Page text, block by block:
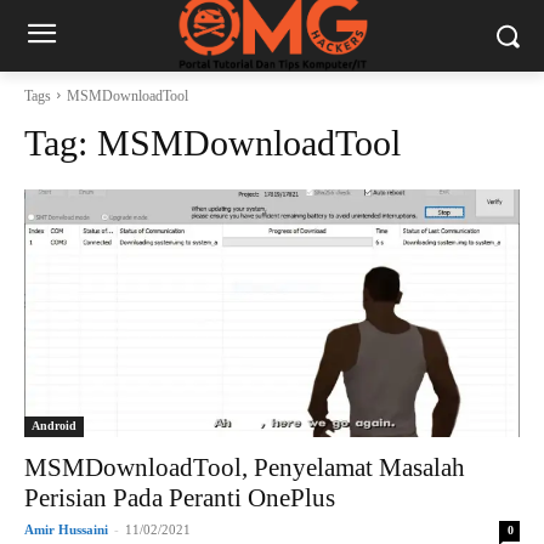
Tags MSMDownloadTool
Tag: MSMDownloadTool
Android
MSMDownloadTool, Penyelamat Masalah
Perisian Pada Peranti OnePlus
Amir Hussaini - 11/02/2021 0